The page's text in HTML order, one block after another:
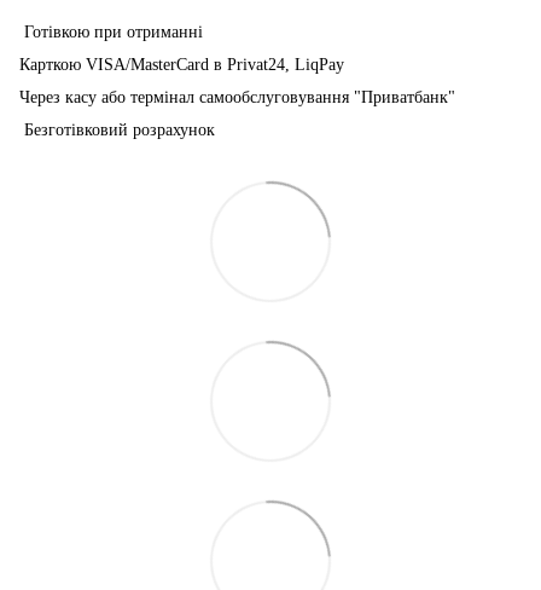
Готівкою при отриманні
Карткою VISA/MasterCard в Рrivat24, LiqPay
Через касу або термінал самообслуговування "Приватбанк"
Безготівковий розрахунок